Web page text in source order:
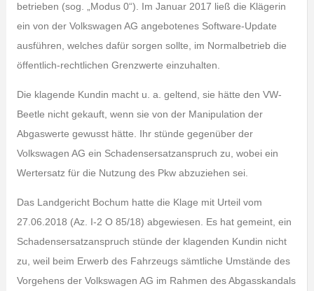
betrieben (sog. „Modus 0“). Im Januar 2017 ließ die Klägerin
ein von der Volkswagen AG angebotenes Software-Update
ausführen, welches dafür sorgen sollte, im Normalbetrieb die
öffentlich-rechtlichen Grenzwerte einzuhalten.
Die klagende Kundin macht u. a. geltend, sie hätte den VW-
Beetle nicht gekauft, wenn sie von der Manipulation der
Abgaswerte gewusst hätte. Ihr stünde gegenüber der
Volkswagen AG ein Schadensersatzanspruch zu, wobei ein
Wertersatz für die Nutzung des Pkw abzuziehen sei.
Das Landgericht Bochum hatte die Klage mit Urteil vom
27.06.2018 (Az. I-2 O 85/18) abgewiesen. Es hat gemeint, ein
Schadensersatzanspruch stünde der klagenden Kundin nicht
zu, weil beim Erwerb des Fahrzeugs sämtliche Umstände des
Vorgehens der Volkswagen AG im Rahmen des Abgasskandals